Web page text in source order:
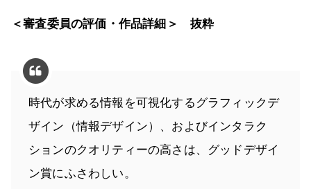
＜審査委員の評価・作品詳細＞ 抜粋
時代が求める情報を可視化するグラフィックデ
ザイン（情報デザイン）、およびインタラク
ションのクオリティーの高さは、グッドデザイ
ン賞にふさわしい。